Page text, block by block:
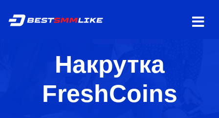
Накрутка
FreshCoins